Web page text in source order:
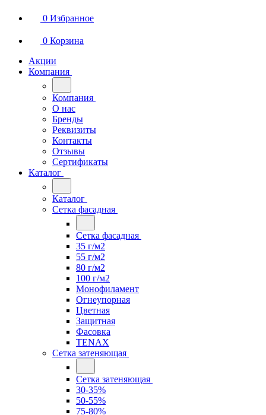
0 Избранное
0 Корзина
Акции
Компания
Компания
О нас
Бренды
Реквизиты
Контакты
Отзывы
Сертификаты
Каталог
Каталог
Сетка фасадная
Сетка фасадная
35 г/м2
55 г/м2
80 г/м2
100 г/м2
Монофиламент
Огнеупорная
Цветная
Защитная
Фасовка
TENAX
Сетка затеняющая
Сетка затеняющая
30-35%
50-55%
75-80%